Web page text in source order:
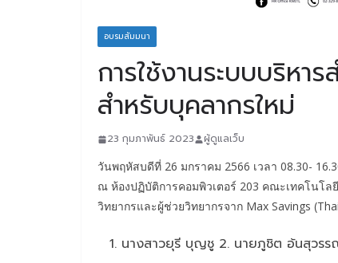
อบรมสัมมนา
การใช้งานระบบบริห
สำหรับบุคลากรใหม่
23 กุมภาพันธ์ 2023 ผู้ดูแลเว็บ
วันพฤหัสบดีที่ 26 มกราคม 2566 เวลา 08.30-
ณ ห้องปฏิบัติการคอมพิวเตอร์ 203 คณะเทคโนโล
วิทยากรและผู้ช่วยวิทยากรจาก Max Savings
นางสาวยุรี บุญชู 2. นายภูชิต อ้นสุวรร